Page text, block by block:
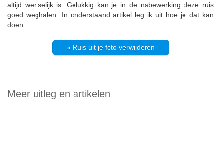
altijd wenselijk is. Gelukkig kan je in de nabewerking deze ruis
goed weghalen. In onderstaand artikel leg ik uit hoe je dat kan
doen.
» Ruis uit je foto verwijderen
Meer uitleg en artikelen